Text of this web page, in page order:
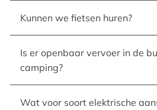
Kunnen we fietsen huren?
Is er openbaar vervoer in de
camping?
Wat voor soort elektrische